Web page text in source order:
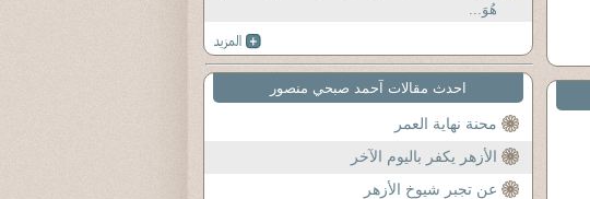
هُوَ...
احدث مقالات آحمد صبحي منصور
محنة نهاية العمر
الأزهر يكفر باليوم الآخر
عن تجبر شيوخ الأزهر